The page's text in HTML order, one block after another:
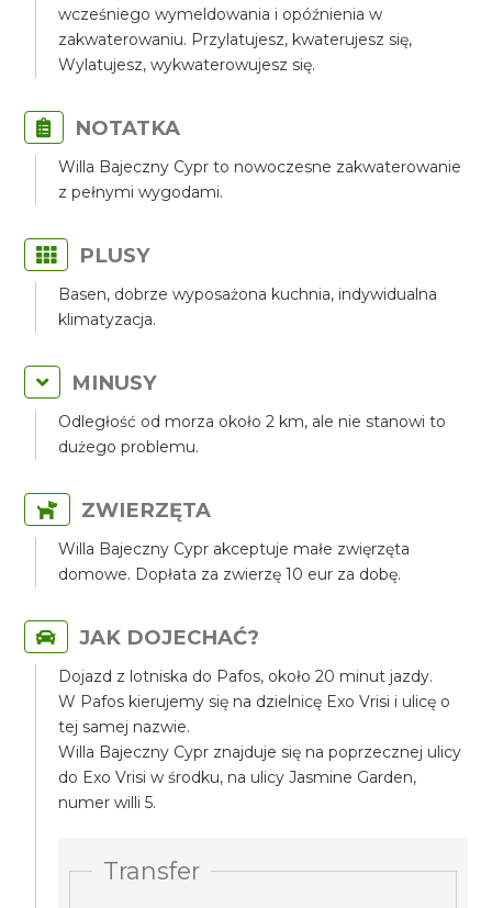
wcześniego wymeldowania i opóźnienia w
zakwaterowaniu. Przylatujesz, kwaterujesz się,
Wylatujesz, wykwaterowujesz się.
NOTATKA
Willa Bajeczny Cypr to nowoczesne zakwaterowanie
z pełnymi wygodami.
PLUSY
Basen, dobrze wyposażona kuchnia, indywidualna
klimatyzacja.
MINUSY
Odległość od morza około 2 km, ale nie stanowi to
dużego problemu.
ZWIERZĘTA
Willa Bajeczny Cypr akceptuje małe zwięrzęta
domowe. Dopłata za zwierzę 10 eur za dobę.
JAK DOJECHAĆ?
Dojazd z lotniska do Pafos, około 20 minut jazdy.
W Pafos kierujemy się na dzielnicę Exo Vrisi i ulicę o
tej samej nazwie.
Willa Bajeczny Cypr znajduje się na poprzecznej ulicy
do Exo Vrisi w środku, na ulicy Jasmine Garden,
numer willi 5.
Transfer